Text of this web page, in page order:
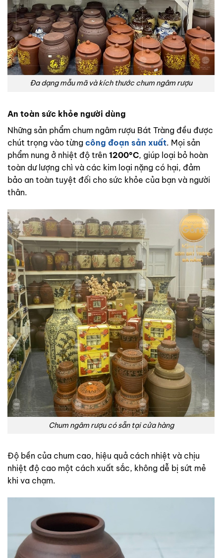
Đa dạng mẫu mã và kích thước chum ngâm rượu
An toàn sức khỏe người dùng
Những sản phẩm chum ngâm rượu Bát Tràng đều được
chút trọng vào từng công đoạn sản xuất. Mọi sản
phẩm nung ở nhiệt độ trên 1200°C, giúp loại bỏ hoàn
toàn dư lượng chì và các kim loại nặng có hại, đảm
bảo an toàn tuyệt đối cho sức khỏe của bạn và người
thân.
Chum ngâm rượu có sẵn tại cửa hàng
Độ bền của chum cao, hiệu quả cách nhiệt và chịu
nhiệt độ cao một cách xuất sắc, không dễ bị sứt mẻ
khi va chạm.